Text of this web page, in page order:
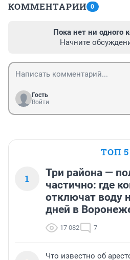
КОММЕНТАРИИ 0
Пока нет ни одного
Начните
Гость
Войти
ТОП 5
1
Три района —
частично: где
отключат воду
дней в
17 082 7
Что известно об